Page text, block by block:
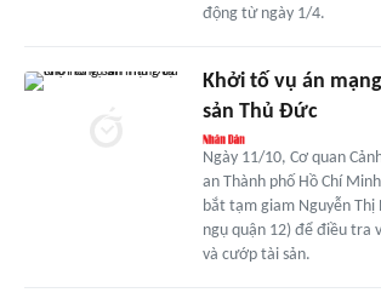
động từ ngày 1/4.
Khởi tố vụ án
sản Thủ Đức
Ngày 11/10, Cơ quan
an Thành phố Hồ Chí
bắt tạm giam Nguyễn Thị
ngụ quận 12) để điều tra
và cướp tài sản.